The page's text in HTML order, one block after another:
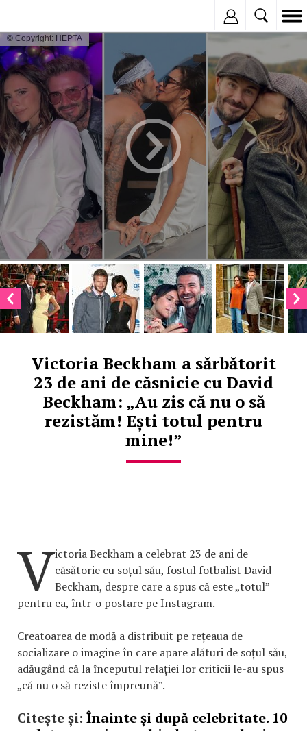
© Copyright: HEPTA
Victoria Beckham a sărbătorit
23 de ani de căsnicie cu David
Beckham: „Au zis că nu o să
rezistăm! Ești totul pentru
mine!”
Victoria Beckham a celebrat 23 de ani de
căsătorie cu soțul său, fostul fotbalist David
Beckham, despre care a spus că este „totul”
pentru ea, într-o postare pe Instagram.
Creatoarea de modă a distribuit pe rețeaua de
socializare o imagine în care apare alături de soțul său,
adăugând că la începutul relației lor criticii le-au spus
„că nu o să reziste împreună”.
Citește și: Înainte și după celebritate. 10